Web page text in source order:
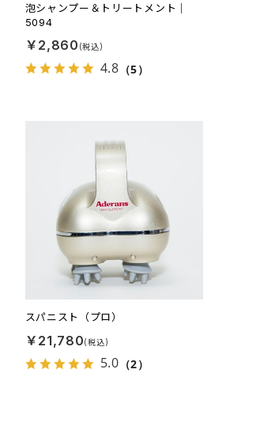
泡シャンプー＆トリートメント｜
5094
￥2,860
4.8 （5）
スパニスト（プロ）
￥21,780
5.0 （2）